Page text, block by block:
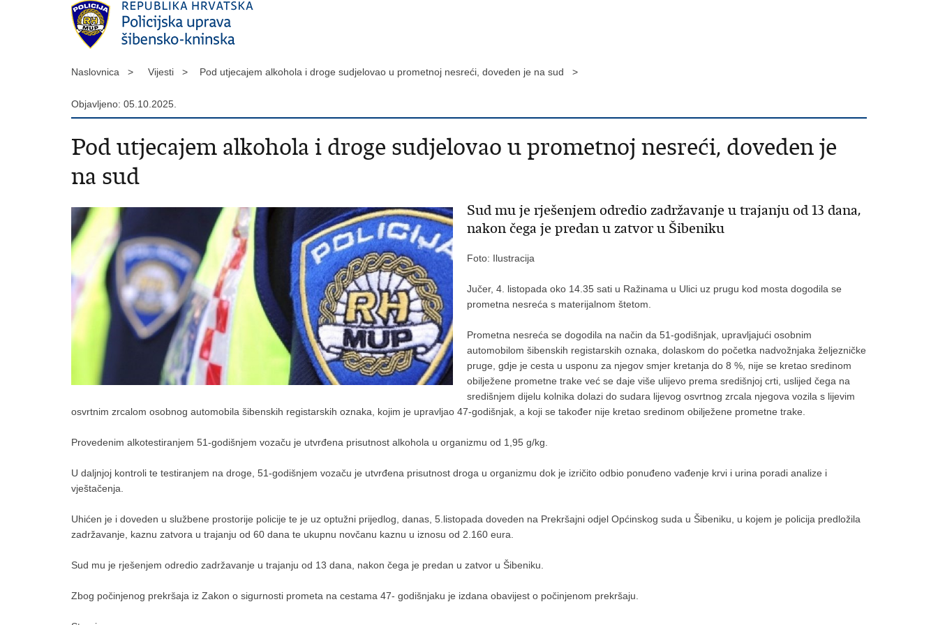
Naslovnica > Vijesti > Pod utjecajem alkohola i droge sudjelovao u prometnoj nesreći, doveden je na sud >
Objavljeno: 05.10.2025.
Pod utjecajem alkohola i droge sudjelovao u prometnoj nesreći, doveden je
na sud
Sud mu je rješenjem odredio zadržavanje u trajanju od 13 dana,
nakon čega je predan u zatvor u Šibeniku
Foto: Ilustracija
Jučer, 4. listopada oko 14.35 sati u Ražinama u Ulici uz prugu kod mosta dogodila se
prometna nesreća s materijalnom štetom.
Prometna nesreća se dogodila na način da 51-godišnjak, upravljajući osobnim
automobilom šibenskih registarskih oznaka, dolaskom do početka nadvožnjaka željezničke
pruge, gdje je cesta u usponu za njegov smjer kretanja do 8 %, nije se kretao sredinom
obilježene prometne trake već se daje više ulijevo prema središnjoj crti, uslijed čega na
središnjem dijelu kolnika dolazi do sudara lijevog osvrtnog zrcala njegova vozila s lijevim
osvrtnim zrcalom osobnog automobila šibenskih registarskih oznaka, kojim je upravljao 47-godišnjak, a koji se također nije kretao sredinom obilježene prometne trake.
Provedenim alkotestiranjem 51-godišnjem vozaču je utvrđena prisutnost alkohola u organizmu od 1,95 g/kg.
U daljnjoj kontroli te testiranjem na droge, 51-godišnjem vozaču je utvrđena prisutnost droga u organizmu dok je izričito odbio ponuđeno vađenje krvi i urina poradi analize i
vještačenja.
Uhićen je i doveden u službene prostorije policije te je uz optužni prijedlog, danas, 5.listopada doveden na Prekršajni odjel Općinskog suda u Šibeniku, u kojem je policija predložila
zadržavanje, kaznu zatvora u trajanju od 60 dana te ukupnu novčanu kaznu u iznosu od 2.160 eura.
Sud mu je rješenjem odredio zadržavanje u trajanju od 13 dana, nakon čega je predan u zatvor u Šibeniku.
Zbog počinjenog prekršaja iz Zakon o sigurnosti prometa na cestama 47- godišnjaku je izdana obavijest o počinjenom prekršaju.